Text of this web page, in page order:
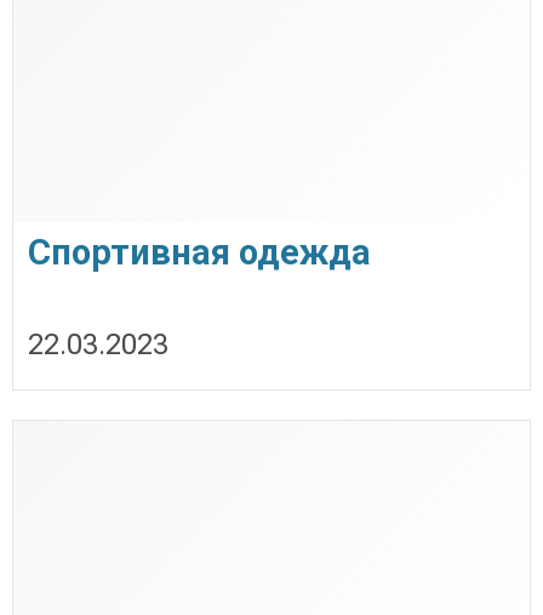
Спортивная одежда
22.03.2023